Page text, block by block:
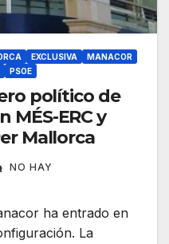
EXCLUSIVA
MANACOR
PSOE
político de
MÉS-ERC y
Mallorca
NO HAY
ha entrado en
La